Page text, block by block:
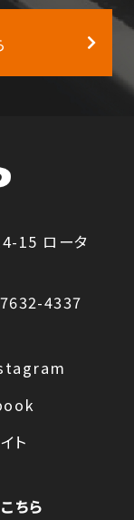
15 ロータ
4337
ト
ちら